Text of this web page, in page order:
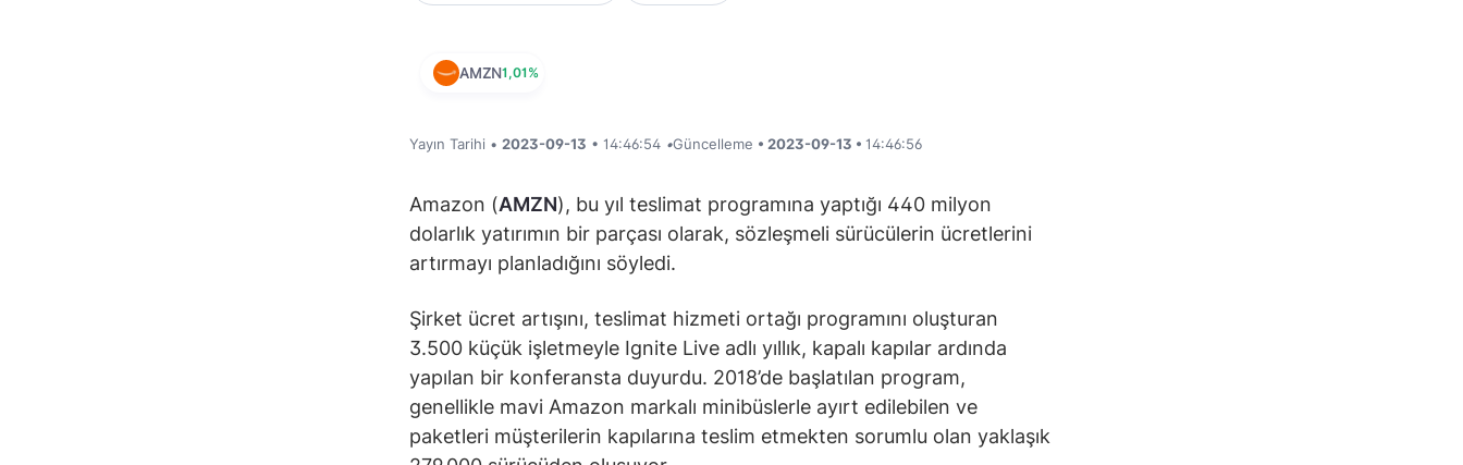
AMZN1,01%
Yayın Tarihi • 2023-09-13 • 14:46:54 •Güncelleme • 2023-09-13 • 14:46:56
Amazon (AMZN), bu yıl teslimat programına yaptığı 440 milyon
dolarlık yatırımın bir parçası olarak, sözleşmeli sürücülerin ücretlerini
artırmayı planladığını söyledi.
Şirket ücret artışını, teslimat hizmeti ortağı programını oluşturan
3.500 küçük işletmeyle Ignite Live adlı yıllık, kapalı kapılar ardında
yapılan bir konferansta duyurdu. 2018’de başlatılan program,
genellikle mavi Amazon markalı minibüslerle ayırt edilebilen ve
paketleri müşterilerin kapılarına teslim etmekten sorumlu olan yaklaşık